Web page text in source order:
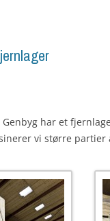
har et
vi større